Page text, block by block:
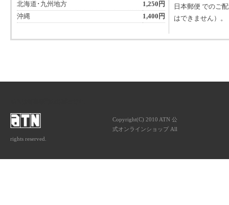
北海道･九州地方
1,250円
沖縄
1,400円
日本郵便 でのご
はできません）。
Copyright(C) 2010 ATN 公
式オンラインショップ All
rights reserved.